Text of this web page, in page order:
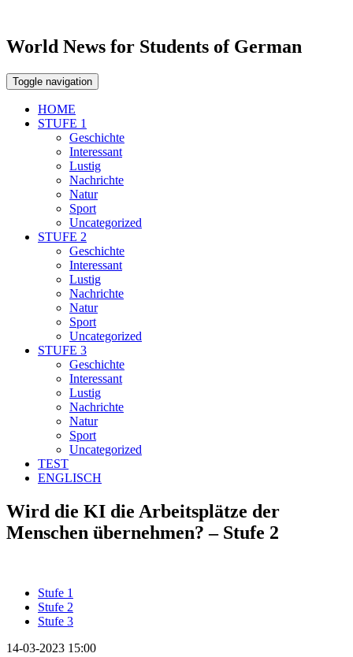
World News for Students of German
Toggle navigation
HOME
STUFE 1
Geschichte
Interessant
Lustig
Nachrichte
Natur
Sport
Uncategorized
STUFE 2
Geschichte
Interessant
Lustig
Nachrichte
Natur
Sport
Uncategorized
STUFE 3
Geschichte
Interessant
Lustig
Nachrichte
Natur
Sport
Uncategorized
TEST
ENGLISCH
Wird die KI die Arbeitsplätze der
Menschen übernehmen? – Stufe 2
Stufe 1
Stufe 2
Stufe 3
14-03-2023 15:00